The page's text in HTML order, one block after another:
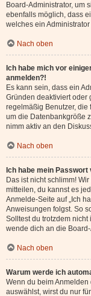
Board-Administrator, um
ebenfalls möglich, dass
welches ein
Nach oben
Ich habe mich vor
anmelden?!
Es kann sein, dass ein
Gründen deaktiviert oder
regelmäßig Benutzer,
um die Datenbankgröße
nimm aktiv an den
Nach oben
Ich habe mein
Das ist nicht schlimm!
mitteilen, du kannst es
Anmelde-Seite auf „Ich
Anweisungen folgst. So
Solltest du trotzdem
wende dich an die
Nach oben
Warum werde ich
Wenn du beim Anmelden
auswählst, wirst du nur